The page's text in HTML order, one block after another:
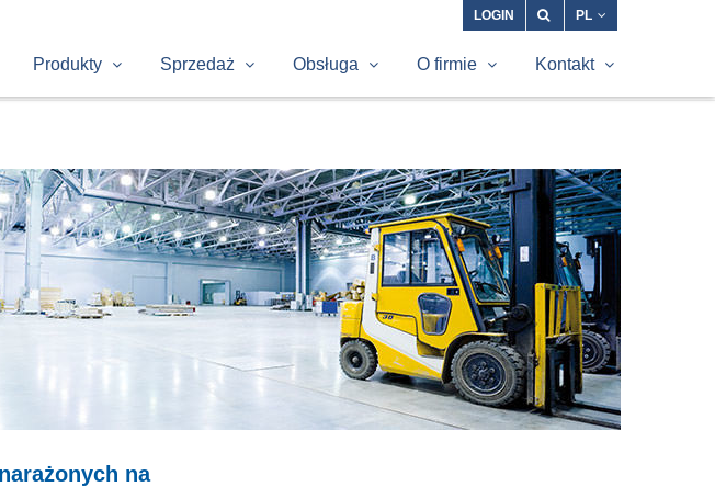
LOGIN PL
Produkty Sprzedaż Obsługa O firmie Kontakt
na